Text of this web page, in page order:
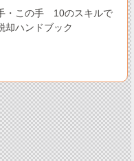
・この手 10のスキルで
却ハンドブック